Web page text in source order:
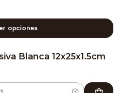
opciones
Blanca 12x25x1.5cm